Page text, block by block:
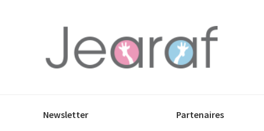
Newsletter Partenaires